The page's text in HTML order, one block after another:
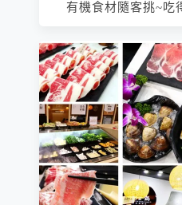
有機食材隨客挑~吃